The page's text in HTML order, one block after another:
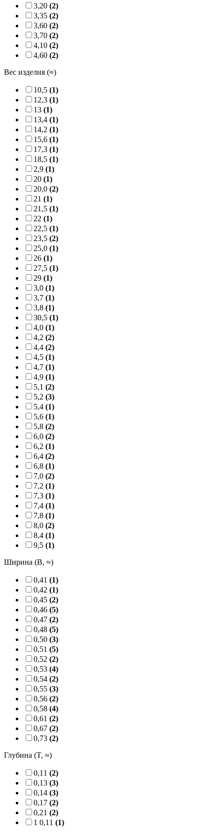
3,20 (2)
3,35 (2)
3,60 (2)
3,70 (2)
4,10 (2)
4,60 (2)
Вес изделия (≈)
10,5 (1)
12,3 (1)
13 (1)
13,4 (1)
14,2 (1)
15,6 (1)
17,3 (1)
18,5 (1)
2,9 (1)
20 (1)
20,0 (2)
21 (1)
21,5 (1)
22 (1)
22,5 (1)
23,5 (2)
25,0 (1)
26 (1)
27,5 (1)
29 (1)
3,0 (1)
3,7 (1)
3,8 (1)
30,5 (1)
4,0 (1)
4,2 (2)
4,4 (2)
4,5 (1)
4,7 (1)
4,9 (1)
5,1 (2)
5,2 (3)
5,4 (1)
5,6 (1)
5,8 (2)
6,0 (2)
6,2 (1)
6,4 (2)
6,8 (1)
7,0 (2)
7,2 (1)
7,3 (1)
7,4 (1)
7,8 (1)
8,0 (2)
8,4 (1)
9,5 (1)
Ширина (B, ≈)
0,41 (1)
0,42 (1)
0,45 (2)
0,46 (5)
0,47 (2)
0,48 (5)
0,50 (3)
0,51 (5)
0,52 (2)
0,53 (4)
0,54 (2)
0,55 (3)
0,56 (2)
0,58 (4)
0,61 (2)
0,67 (2)
0,73 (2)
Глубина (T, ≈)
0,11 (2)
0,13 (3)
0,14 (3)
0,17 (2)
0,21 (2)
1 0,11 (1)